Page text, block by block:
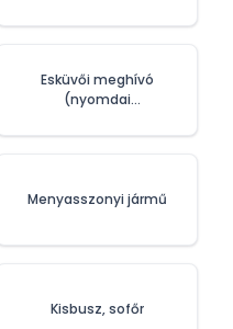
Esküvői meghívó
(nyomdai
Menyasszonyi jármű
Kisbusz, sofőr